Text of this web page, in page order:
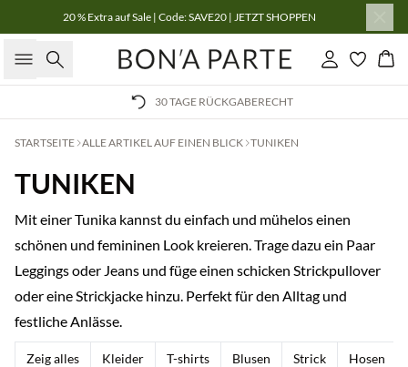
20 % Extra auf Sale | Code: SAVE20 | JETZT SHOPPEN
Suche Einloggen
30 TAGE RÜCKGABERECHT
STARTSEITE ALLE ARTIKEL AUF EINEN BLICK TUNIKEN
TUNIKEN
Mit einer Tunika kannst du einfach und mühelos einen
schönen und femininen Look kreieren. Trage dazu ein Paar
Leggings oder Jeans und füge einen schicken Strickpullover
oder eine Strickjacke hinzu. Perfekt für den Alltag und
festliche Anlässe.
Zeig alles Kleider T-shirts Blusen Strick Hosen